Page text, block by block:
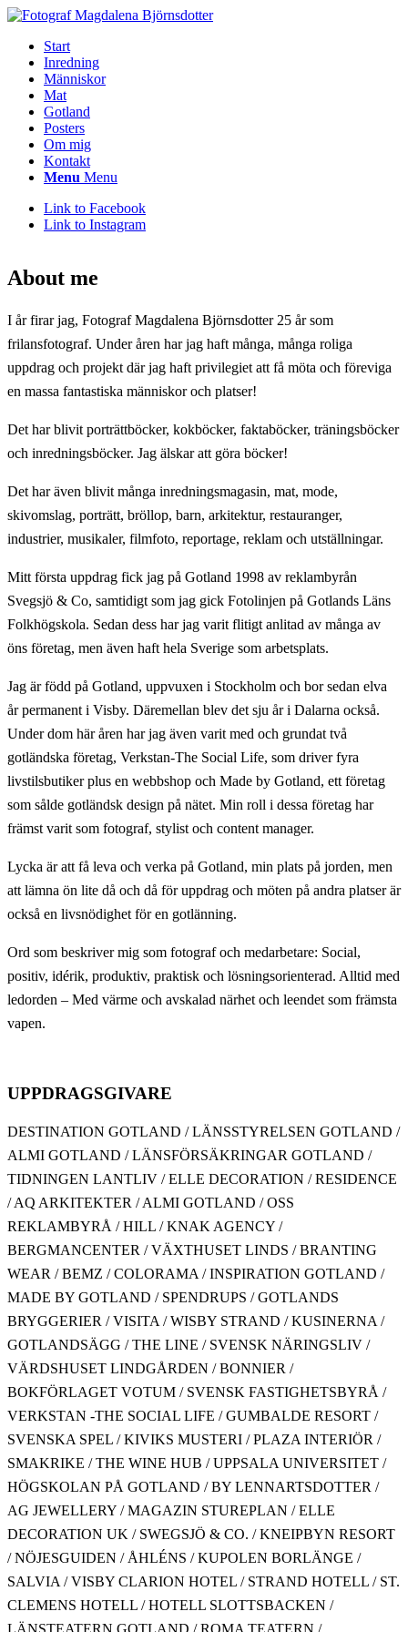
Start
Inredning
Människor
Mat
Gotland
Posters
Om mig
Kontakt
Menu Menu
Link to Facebook
Link to Instagram
About me
I år firar jag, Fotograf Magdalena Björnsdotter 25 år som
frilansfotograf. Under åren har jag haft många, många roliga
uppdrag och projekt där jag haft privilegiet att få möta och föreviga
en massa fantastiska människor och platser!
Det har blivit porträttböcker, kokböcker, faktaböcker, träningsböcker
och inredningsböcker. Jag älskar att göra böcker!
Det har även blivit många inredningsmagasin, mat, mode,
skivomslag, porträtt, bröllop, barn, arkitektur, restauranger,
industrier, musikaler, filmfoto, reportage, reklam och utställningar.
Mitt första uppdrag fick jag på Gotland 1998 av reklambyrån
Svegsjö & Co, samtidigt som jag gick Fotolinjen på Gotlands Läns
Folkhögskola. Sedan dess har jag varit flitigt anlitad av många av
öns företag, men även haft hela Sverige som arbetsplats.
Jag är född på Gotland, uppvuxen i Stockholm och bor sedan elva
år permanent i Visby. Däremellan blev det sju år i Dalarna också.
Under dom här åren har jag även varit med och grundat två
gotländska företag, Verkstan-The Social Life, som driver fyra
livstilsbutiker plus en webbshop och Made by Gotland, ett företag
som sålde gotländsk design på nätet. Min roll i dessa företag har
främst varit som fotograf, stylist och content manager.
Lycka är att få leva och verka på Gotland, min plats på jorden, men
att lämna ön lite då och då för uppdrag och möten på andra platser är
också en livsnödighet för en gotlänning.
Ord som beskriver mig som fotograf och medarbetare: Social,
positiv, idérik, produktiv, praktisk och lösningsorienterad. Alltid med
ledorden – Med värme och avskalad närhet och leendet som främsta
vapen.
UPPDRAGSGIVARE
DESTINATION GOTLAND / LÄNSSTYRELSEN GOTLAND /
ALMI GOTLAND / LÄNSFÖRSÄKRINGAR GOTLAND /
TIDNINGEN LANTLIV / ELLE DECORATION / RESIDENCE
/ AQ ARKITEKTER / ALMI GOTLAND / OSS
REKLAMBYRÅ / HILL / KNAK AGENCY /
BERGMANCENTER / VÄXTHUSET LINDS / BRANTING
WEAR / BEMZ / COLORAMA / INSPIRATION GOTLAND /
MADE BY GOTLAND / SPENDRUPS / GOTLANDS
BRYGGERIER / VISITA / WISBY STRAND / KUSINERNA /
GOTLANDSÄGG / THE LINE / SVENSK NÄRINGSLIV /
VÄRDSHUSET LINDGÅRDEN / BONNIER /
BOKFÖRLAGET VOTUM / SVENSK FASTIGHETSBYRÅ /
VERKSTAN -THE SOCIAL LIFE / GUMBALDE RESORT /
SVENSKA SPEL / KIVIKS MUSTERI / PLAZA INTERIÖR /
SMAKRIKE / THE WINE HUB / UPPSALA UNIVERSITET /
HÖGSKOLAN PÅ GOTLAND / BY LENNARTSDOTTER /
AG JEWELLERY / MAGAZIN STUREPLAN / ELLE
DECORATION UK / SWEGSJÖ & CO. / KNEIPBYN RESORT
/ NÖJESGUIDEN / ÅHLÉNS / KUPOLEN BORLÄNGE /
SALVIA / VISBY CLARION HOTEL / STRAND HOTELL / ST.
CLEMENS HOTELL / HOTELL SLOTTSBACKEN /